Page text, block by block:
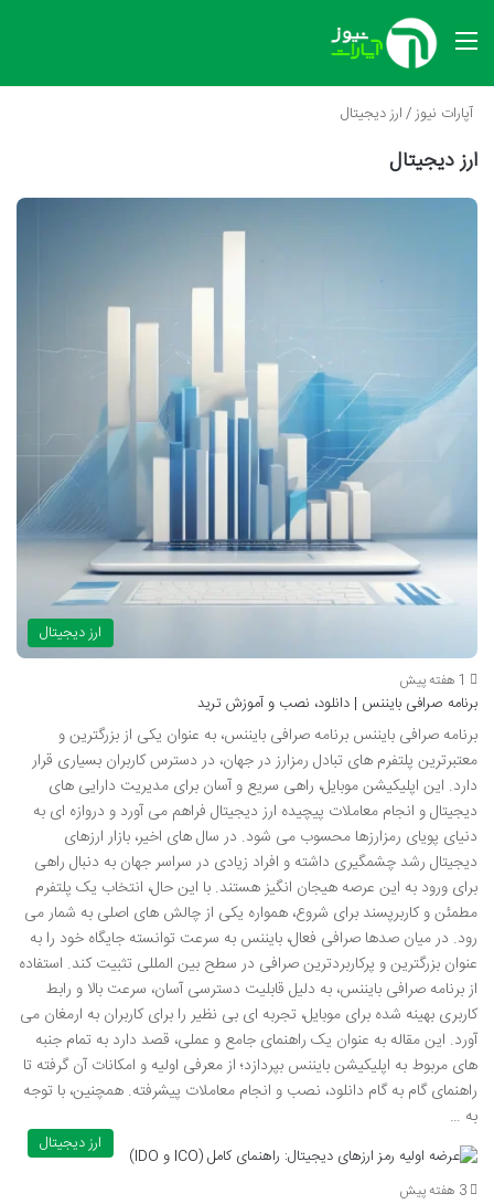
منو
آپارات نیوز/ارز دیجیتال
ارز دیجیتال
ارز دیجیتال
1 هفته پیش
برنامه صرافی بایننس | دانلود، نصب و آموزش ترید
برنامه صرافی بایننس برنامه صرافی بایننس، به عنوان یکی از بزرگترین و
معتبرترین پلتفرم های تبادل رمزارز در جهان، در دسترس کاربران بسیاری قرار
دارد. این اپلیکیشن موبایل، راهی سریع و آسان برای مدیریت دارایی های
دیجیتال و انجام معاملات پیچیده ارز دیجیتال فراهم می آورد و دروازه ای به
دنیای پویای رمزارزها محسوب می شود. در سال های اخیر، بازار ارزهای
دیجیتال رشد چشمگیری داشته و افراد زیادی در سراسر جهان به دنبال راهی
برای ورود به این عرصه هیجان انگیز هستند. با این حال، انتخاب یک پلتفرم
مطمئن و کاربرپسند برای شروع، همواره یکی از چالش های اصلی به شمار می
رود. در میان صدها صرافی فعال، بایننس به سرعت توانسته جایگاه خود را به
عنوان بزرگترین و پرکاربردترین صرافی در سطح بین المللی تثبیت کند. استفاده
از برنامه صرافی بایننس، به دلیل قابلیت دسترسی آسان، سرعت بالا و رابط
کاربری بهینه شده برای موبایل، تجربه ای بی نظیر را برای کاربران به ارمغان می
آورد. این مقاله به عنوان یک راهنمای جامع و عملی، قصد دارد به تمام جنبه
های مربوط به اپلیکیشن بایننس بپردازد؛ از معرفی اولیه و امکانات آن گرفته تا
راهنمای گام به گام دانلود، نصب و انجام معاملات پیشرفته. همچنین، با توجه
به …
ارز دیجیتال
3 هفته پیش